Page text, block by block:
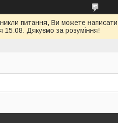
питання, Ви можете
15.08. Дякуємо за розуміння!